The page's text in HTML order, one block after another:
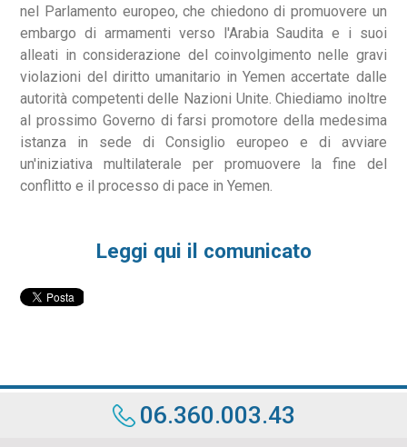
nel Parlamento europeo, che chiedono di promuovere un
embargo di armamenti verso l'Arabia Saudita e i suoi
alleati in considerazione del coinvolgimento nelle gravi
violazioni del diritto umanitario in Yemen accertate dalle
autorità competenti delle Nazioni Unite. Chiediamo inoltre
al prossimo Governo di farsi promotore della medesima
istanza in sede di Consiglio europeo e di avviare
un'iniziativa multilaterale per promuovere la fine del
conflitto e il processo di pace in Yemen.
Leggi qui il comunicato
06.360.003.43